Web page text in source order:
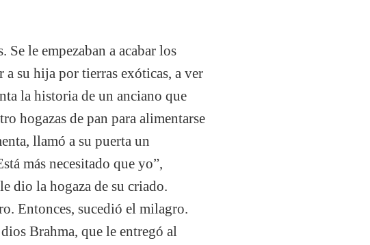
Se le empezaban a acabar los
su hija por tierras exóticas, a ver
la historia de un anciano que
hogazas de pan para alimentarse
llamó a su puerta un
más necesitado que yo”,
dio la hogaza de su criado.
Entonces, sucedió el milagro.
Brahma, que le entregó al